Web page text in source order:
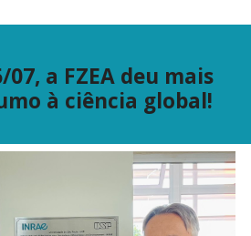
07, a FZEA deu mais
à ciência global!